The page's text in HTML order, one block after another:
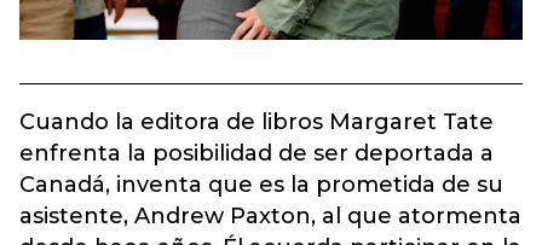
Cuando la editora de libros Margaret Tate
enfrenta la posibilidad de ser deportada a
Canadá, inventa que es la prometida de su
asistente, Andrew Paxton, al que atormenta